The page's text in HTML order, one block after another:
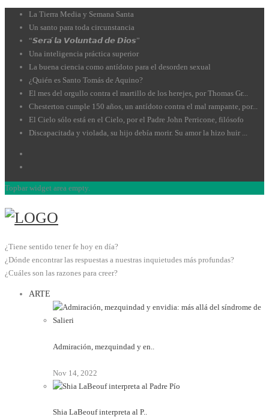
La Tierra Media y Semana Santa
Un santo para toda circunstancia
“𝙎𝙚𝙧𝙖́ 𝙡𝙖 𝙑𝙤𝙡𝙪𝙣𝙩𝙖𝙙 𝙙𝙚 𝘿𝙞𝙤𝙨”
Una inteligencia práctica superior
La buena ciencia como antídoto para el desorden sexual
¿Quién es Santo Tomás de Aquino?
El mes del orgullo contra el martillo de los herejes, por Thomas Gr...
Chesterton cumple 150 años, un antídoto contra el mal rampante, por...
El Cielo sólo está en el Cielo, por el Padre John Perricone, filósofo
Discapacitada y violada, su hijo debía morir. Su amor la hizo huir ...
Topbar widget area empty.
¿Tiene sentido tener fe hoy en día?
¿Dónde encontrar las respuestas a nuestras inquietudes más profundas?
¿Cuáles son las razones para creer?
ARTE
Admiración, mezquindad y en..
Nov 14, 2022
Shia LaBeouf interpreta al P..